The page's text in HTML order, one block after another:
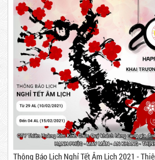
Dây Rút Nhựa Trắng Và Đen
10,000 VNĐ 12,000
Mã sản phẩm: DR15
Dây rút nhựa
3*100
5,000 VNĐ5,200 VNĐ
Máy rút màng
Thông Báo Lịch Nghỉ Tết Âm Lịch 2021 -